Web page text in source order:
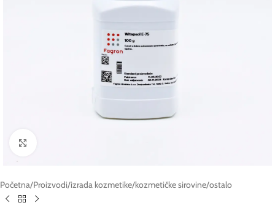
Početna/Proizvodi/izrada kozmetike/kozmetičke sirovine/ostalo